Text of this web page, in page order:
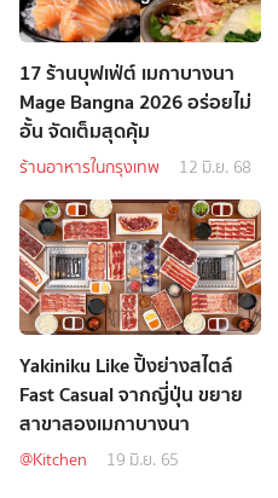
17 ร้านบุฟเฟ่ต์ เมกาบางนา
Mage Bangna 2026 อร่อยไม่
อั้น จัดเต็มสุดคุ้ม
ร้านอาหารในกรุงเทพ 12 มิ.ย. 68
Yakiniku Like ปิ้งย่างสไตล์
Fast Casual จากญี่ปุ่น ขยาย
สาขาสองเมกาบางนา
@Kitchen 19 มิ.ย. 65